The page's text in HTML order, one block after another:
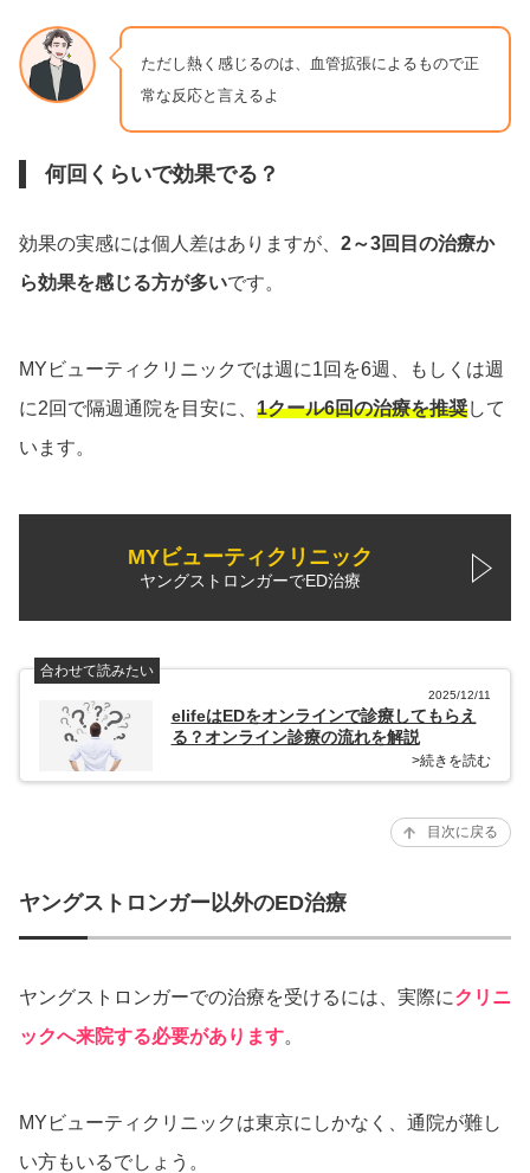
ただし熱く感じるのは、血管拡張によるもので正
常な反応と言えるよ
何回くらいで効果でる？
効果の実感には個人差はありますが、 2～3回目の治療か
ら効果を感じる方が多いです。
MYビューティクリニックでは週に1回を6週、もしくは週
に2回で隔週通院を目安に、 1クール6回の治療を推奨して
います。
MYビューティクリニック
ヤングストロンガーでED治療
合わせて読みたい
2025/12/11
elifeはEDをオンラインで診療してもらえ
る？オンライン診療の流れを解説
>続きを読む
目次に戻る
ヤングストロンガー以外のED治療
ヤングストロンガーでの治療を受けるには、実際にクリニ
ックへ来院する必要があります。
MYビューティクリニックは東京にしかなく、通院が難し
い方もいるでしょう。